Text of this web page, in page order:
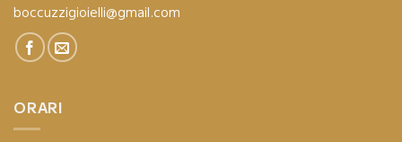
boccuzzigioielli@gmail.com
ORARI